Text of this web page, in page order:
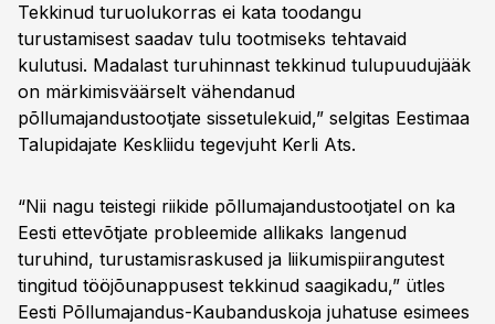
Tekkinud turuolukorras ei kata toodangu
turustamisest saadav tulu tootmiseks tehtavaid
kulutusi. Madalast turuhinnast tekkinud tulupuudujääk
on märkimisväärselt vähendanud
põllumajandustootjate sissetulekuid,” selgitas Eestimaa
Talupidajate Keskliidu tegevjuht Kerli Ats.
“Nii nagu teistegi riikide põllumajandustootjatel on ka
Eesti ettevõtjate probleemide allikaks langenud
turuhind, turustamisraskused ja liikumispiirangutest
tingitud tööjõunappusest tekkinud saagikadu,” ütles
Eesti Põllumajandus-Kaubanduskoja juhatuse esimees